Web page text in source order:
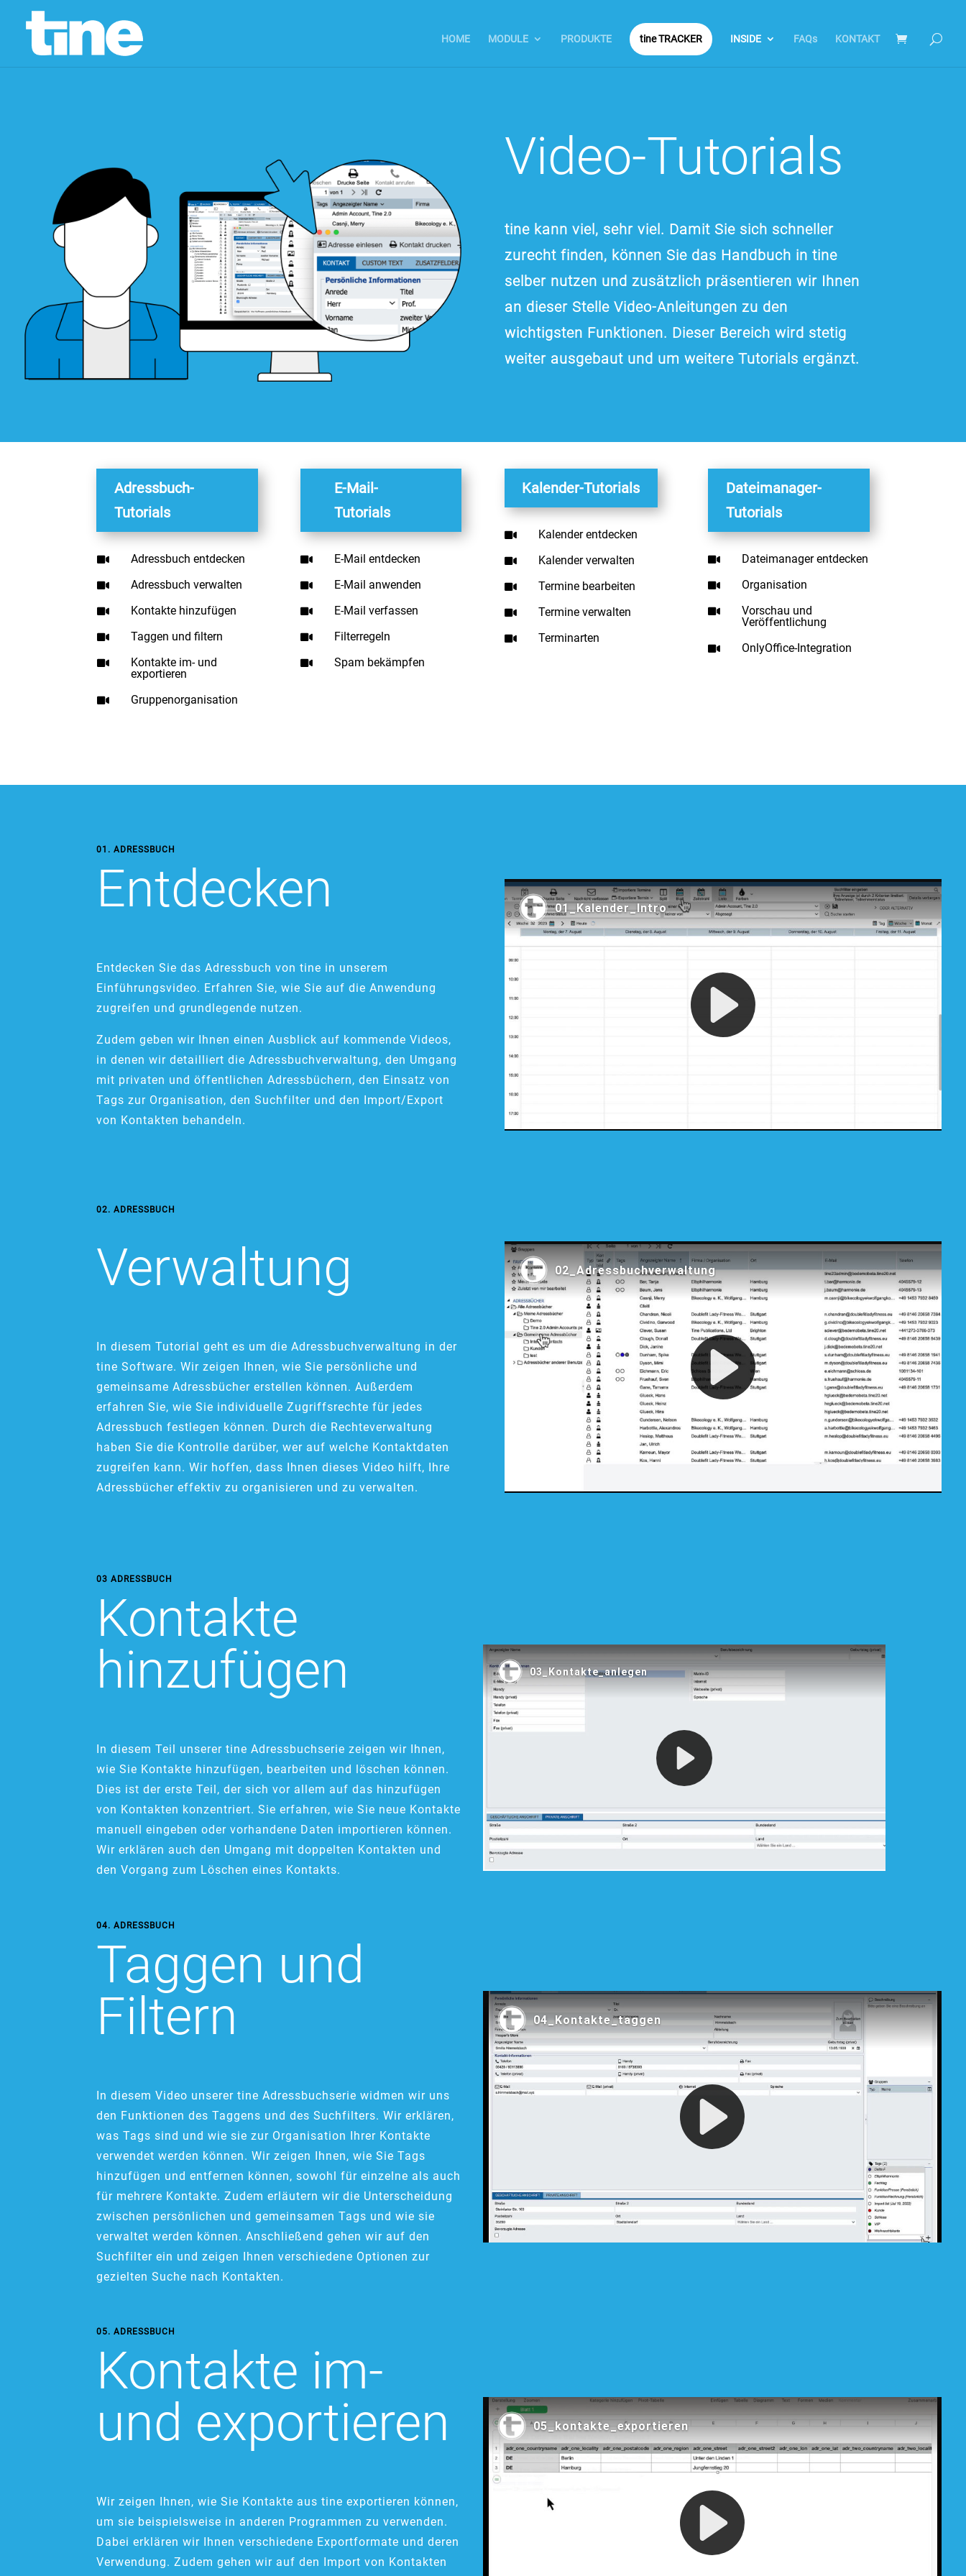
HOME MODULE PRODUKTE tine TRACKER INSIDE FAQs KONTAKT
Video-Tutorials
tine kann viel, sehr viel. Damit Sie sich schneller
zurecht finden, können Sie das Handbuch in tine
selber nutzen und zusätzlich präsentieren wir Ihnen
an dieser Stelle Video-Anleitungen zu den
wichtigsten Funktionen. Dieser Bereich wird stetig
weiter ausgebaut und um weitere Tutorials ergänzt.
Adressbuch-
Tutorials
 Adressbuch entdecken
 Adressbuch verwalten
 Kontakte hinzufügen
 Taggen und filtern

Kontakte im- und
exportieren
 Gruppenorganisation
E-Mail-
Tutorials
 E-Mail entdecken
 E-Mail anwenden
 E-Mail verfassen
 Filterregeln
 Spam bekämpfen
Kalender-Tutorials
 Kalender entdecken
 Kalender verwalten
 Termine bearbeiten
 Termine verwalten
 Terminarten
Dateimanager-
Tutorials
 Dateimanager entdecken
 Organisation

Vorschau und
Veröffentlichung
 OnlyOffice-Integration
01. ADRESSBUCH
Entdecken
Entdecken Sie das Adressbuch von tine in unserem
Einführungsvideo. Erfahren Sie, wie Sie auf die Anwendung
zugreifen und grundlegende nutzen.
Zudem geben wir Ihnen einen Ausblick auf kommende Videos,
in denen wir detailliert die Adressbuchverwaltung, den Umgang
mit privaten und öffentlichen Adressbüchern, den Einsatz von
Tags zur Organisation, den Suchfilter und den Import/Export
von Kontakten behandeln.
02. ADRESSBUCH
Verwaltung
In diesem Tutorial geht es um die Adressbuchverwaltung in der
tine Software. Wir zeigen Ihnen, wie Sie persönliche und
gemeinsame Adressbücher erstellen können. Außerdem
erfahren Sie, wie Sie individuelle Zugriffsrechte für jedes
Adressbuch festlegen können. Durch die Rechteverwaltung
haben Sie die Kontrolle darüber, wer auf welche Kontaktdaten
zugreifen kann. Wir hoffen, dass Ihnen dieses Video hilft, Ihre
Adressbücher effektiv zu organisieren und zu verwalten.
03 ADRESSBUCH
Kontakte
hinzufügen
In diesem Teil unserer tine Adressbuchserie zeigen wir Ihnen,
wie Sie Kontakte hinzufügen, bearbeiten und löschen können.
Dies ist der erste Teil, der sich vor allem auf das hinzufügen
von Kontakten konzentriert. Sie erfahren, wie Sie neue Kontakte
manuell eingeben oder vorhandene Daten importieren können.
Wir erklären auch den Umgang mit doppelten Kontakten und
den Vorgang zum Löschen eines Kontakts.
04. ADRESSBUCH
Taggen und
Filtern
In diesem Video unserer tine Adressbuchserie widmen wir uns
den Funktionen des Taggens und des Suchfilters. Wir erklären,
was Tags sind und wie sie zur Organisation Ihrer Kontakte
verwendet werden können. Wir zeigen Ihnen, wie Sie Tags
hinzufügen und entfernen können, sowohl für einzelne als auch
für mehrere Kontakte. Zudem erläutern wir die Unterscheidung
zwischen persönlichen und gemeinsamen Tags und wie sie
verwaltet werden können. Anschließend gehen wir auf den
Suchfilter ein und zeigen Ihnen verschiedene Optionen zur
gezielten Suche nach Kontakten.
05. ADRESSBUCH
Kontakte im-
und exportieren
Wir zeigen Ihnen, wie Sie Kontakte aus tine exportieren können,
um sie beispielsweise in anderen Programmen zu verwenden.
Dabei erklären wir Ihnen verschiedene Exportformate und deren
Verwendung. Zudem gehen wir auf den Import von Kontakten